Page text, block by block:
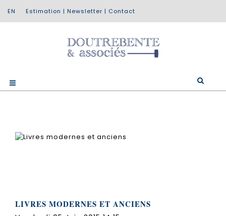
Estimation | Newsletter | Contact
LIVRES MODERNES ET ANCIENS